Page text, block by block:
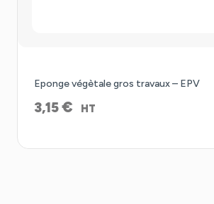
Eponge végètale gros travaux – EPV
3,15€ HT